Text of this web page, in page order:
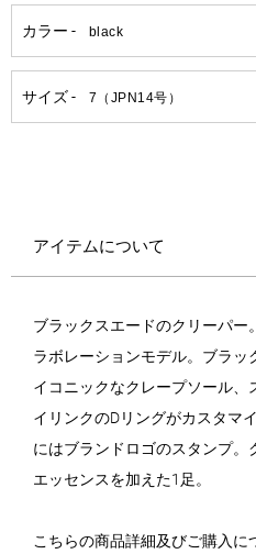
アイテムについて
ブラックスエードのクリーパー
ラボレーションモデル。ブラッ
イコニックなクレープソール、
イリンクのDリングがカスタマ
にはブランドロゴのスタンプ。
エッセンスを加えた1足。
こちらの商品詳細及びご購入に